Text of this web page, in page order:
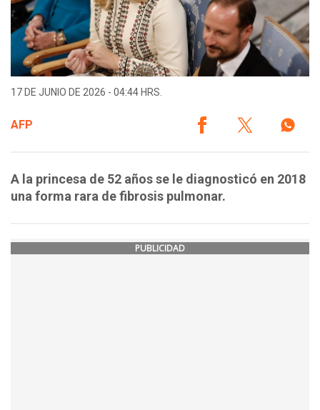
17 DE JUNIO DE 2026 - 04:44 HRS.
AFP
A la princesa de 52 años se le diagnosticó en 2018
una forma rara de fibrosis pulmonar.
PUBLICIDAD